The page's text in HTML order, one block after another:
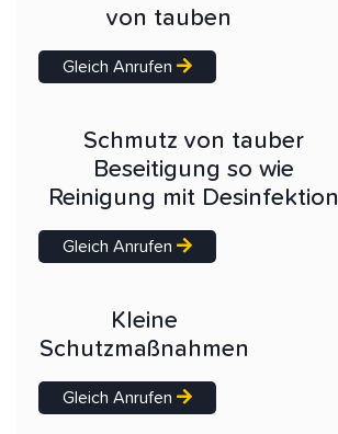
von tauben
Gleich Anrufen
Schmutz von tauber
Beseitigung so wie
Reinigung mit Desinfektion
Gleich Anrufen
Kleine
Schutzmaßnahmen
Gleich Anrufen